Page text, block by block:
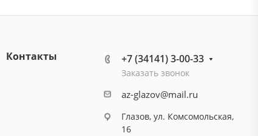
Контакты +7 (34141) 3-00-33
Заказать звонок
az-glazov@mail.ru
Глазов, ул. Комсомольская,
16